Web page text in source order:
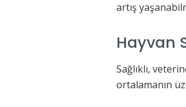
artış
Hayvan
Sağlıklı,
ortalamanın